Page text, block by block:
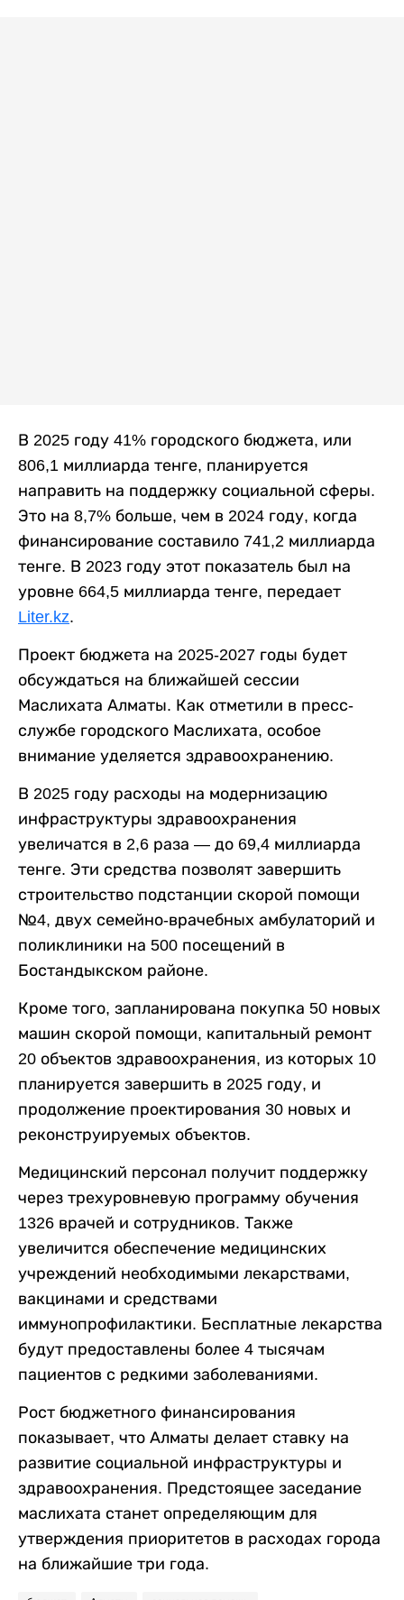
В 2025 году 41% городского бюджета, или
806,1 миллиарда тенге, планируется
направить на поддержку социальной сферы.
Это на 8,7% больше, чем в 2024 году, когда
финансирование составило 741,2 миллиарда
тенге. В 2023 году этот показатель был на
уровне 664,5 миллиарда тенге, передает
Liter.kz.
Проект бюджета на 2025-2027 годы будет
обсуждаться на ближайшей сессии
Маслихата Алматы. Как отметили в пресс-
службе городского Маслихата, особое
внимание уделяется здравоохранению.
В 2025 году расходы на модернизацию
инфраструктуры здравоохранения
увеличатся в 2,6 раза — до 69,4 миллиарда
тенге. Эти средства позволят завершить
строительство подстанции скорой помощи
№4, двух семейно-врачебных амбулаторий и
поликлиники на 500 посещений в
Бостандыкском районе.
Кроме того, запланирована покупка 50 новых
машин скорой помощи, капитальный ремонт
20 объектов здравоохранения, из которых 10
планируется завершить в 2025 году, и
продолжение проектирования 30 новых и
реконструируемых объектов.
Медицинский персонал получит поддержку
через трехуровневую программу обучения
1326 врачей и сотрудников. Также
увеличится обеспечение медицинских
учреждений необходимыми лекарствами,
вакцинами и средствами
иммунопрофилактики. Бесплатные лекарства
будут предоставлены более 4 тысячам
пациентов с редкими заболеваниями.
Рост бюджетного финансирования
показывает, что Алматы делает ставку на
развитие социальной инфраструктуры и
здравоохранения. Предстоящее заседание
маслихата станет определяющим для
утверждения приоритетов в расходах города
на ближайшие три года.